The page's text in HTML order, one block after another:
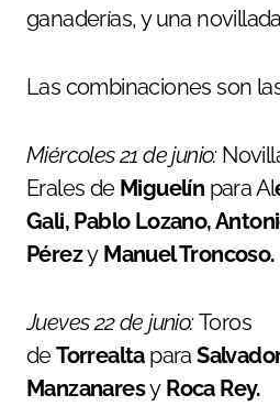
ganaderías, y una
Las combinaciones son
Miércoles 21 de junio:
Erales deMiguelín para Al
Gali, Pablo Lozano,
Pérezy Manuel Troncoso.
Jueves 22 de junio:Toros
deTorrealtapara
Manzanaresy Roca Rey.